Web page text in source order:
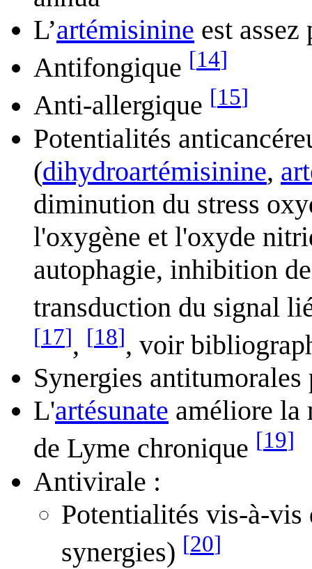
L’artémisinine est
Antifongique [14]
Anti-allergique [15]
Potentialités
(dihydroartémisinine,
diminution du stress
l'oxygène et l'oxyde
autophagie, inhibition
transduction du signal
[17], [18], voir
Synergies
L'artésunate améliore la
de Lyme chronique [19]
Antivirale :
Potentialités vis-à-
synergies) [20]